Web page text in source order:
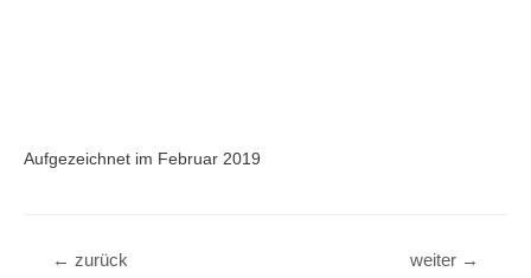
Aufgezeichnet im Februar 2019
Beitragsnavigation
← zurück weiter →